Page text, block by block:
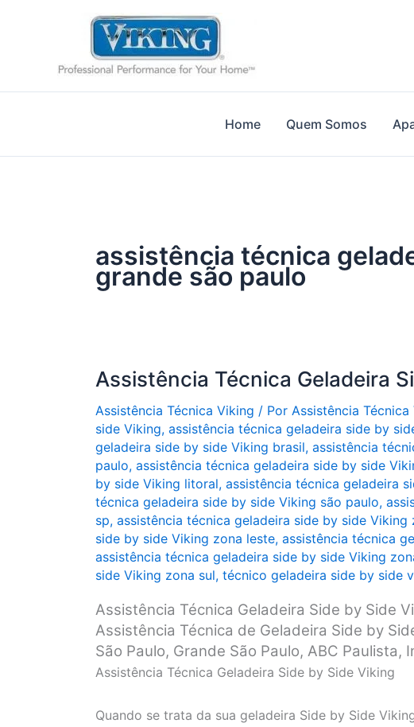
Home Quem Somos
assistência técnica
grande são paulo
Assistência Técnica Geladeira
Assistência Técnica Viking / Por Assistência Técnica
side Viking, assistência técnica geladeira side by
geladeira side by side Viking brasil, assistência
paulo, assistência técnica geladeira side by side
by side Viking litoral, assistência técnica geladeira
técnica geladeira side by side Viking são paulo,
sp, assistência técnica geladeira side by side Viking
side by side Viking zona leste, assistência técnica
assistência técnica geladeira side by side Viking
side Viking zona sul, técnico geladeira side by side
Assistência Técnica Geladeira Side by Side
Assistência Técnica de Geladeira Side by
São Paulo, Grande São Paulo, ABC Paulista,
Assistência Técnica Geladeira Side by Side Viking
Quando se trata da sua geladeira Side by Side